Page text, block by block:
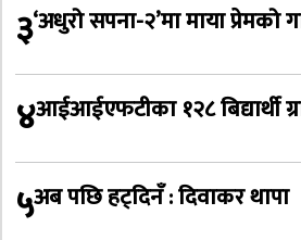
३‘अधुरो सपना-२’मा माया प्रेमको
४आईआईएफटीका १२८ बिद्यार्थी
५अब पछि हट्दिनँ : दिवाकर थापा